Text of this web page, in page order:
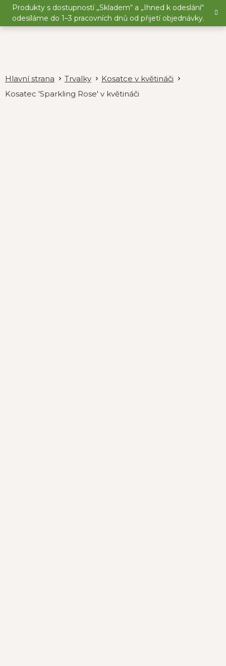
Přejít
obsah
Produkty s dostupností „Skladem“ a „Ihned k odeslání“
odesíláme do 1–3 pracovních dnů od přijetí objednávky.
Trvalky
Kosatce v květináči
Kosatec 'Sparkling Rose' v květináči